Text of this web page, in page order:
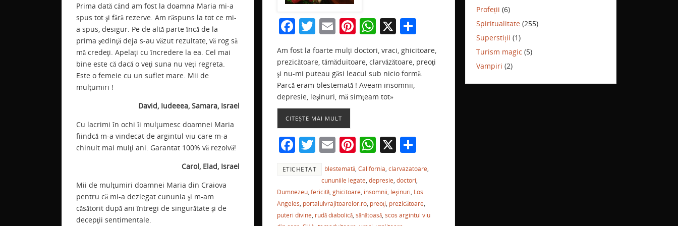
c
e
b
o
o
k
itt
er
ai
l
er
e
st
at
s
A
p
p
ta
je
a
ză
Prima dată când am fost la doamna Maria mi-a
spus tot şi fără rezerve. Am răspuns la tot ce mi-
a spus, desigur. Pe de altă parte încă de la
prima şedinţă deja s-au văzut rezultate, vă rog să
mă credeţi. Apelaţi cu încredere la ea. Cel mai
bine este că dacă o veţi suna nu veţi regreta.
Este o femeie cu un suflet mare. Mii de
mulţumiri !
David, Iudeeea, Samara, Israel
Cu lacrimi în ochi îi mulţumesc doamnei Maria
fiindcă m-a vindecat de argintul viu care m-a
chinuit mai mulţi ani. Garantat 100% vă rezolvă!
Carol, Elad, Israel
Mii de mulţumiri doamnei Maria din Craiova
pentru că mi-a dezlegat cununia şi m-am
căsătorit după ani întregi de singurătate şi de
decepţii sentimentale.
F
c
e
b
o
o
k
T
w
itt
er
E
m
ai
l
Pi
nt
er
e
st
W
h
at
s
A
p
X P
ar
ta
je
Am fost la foarte mulţi doctori, vraci, ghicitoare,
prezicătoare, tămăduitoare, clarvăzătoare, preoţi
şi nu-mi puteau găsi leacul sub nicio formă.
Parcă eram blestemată ! Aveam insomnii,
depresie, leşinuri, mă simţeam tot»
CITEȘTE MAI MULT
F
c
e
b
T
w
itt
er
E
ai
l
Pi
nt
er
e
st
W
h
at
s
A
X P
ta
je
a
ETICHETAT blestemată,California,clarvazatoare,
cununiile legate,depresie,doctori,
Dumnezeu, fericită, ghicitoare, insomnii, leşinuri, Los
Angeles, portalulvrajitoarelor.ro, preoţi, prezicătoare,
puteri divine, rudă diabolică, sănătoasă, scos argintul viu
Profeții (6)
Spiritualitate (255)
Superstiții (1)
Turism magic (5)
Vampiri (2)